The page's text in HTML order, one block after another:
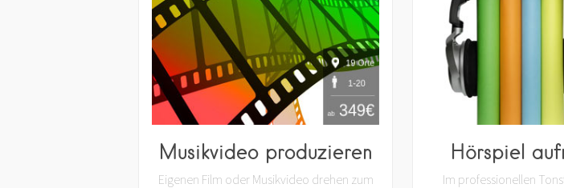
Musikvideo produzieren
Eigenen Film oder Musikvideo drehen zum
Hörspiel
Im professionellen